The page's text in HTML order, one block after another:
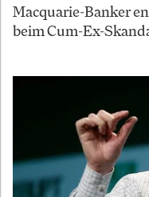
Macquarie-Banker
beim Cum-Ex-